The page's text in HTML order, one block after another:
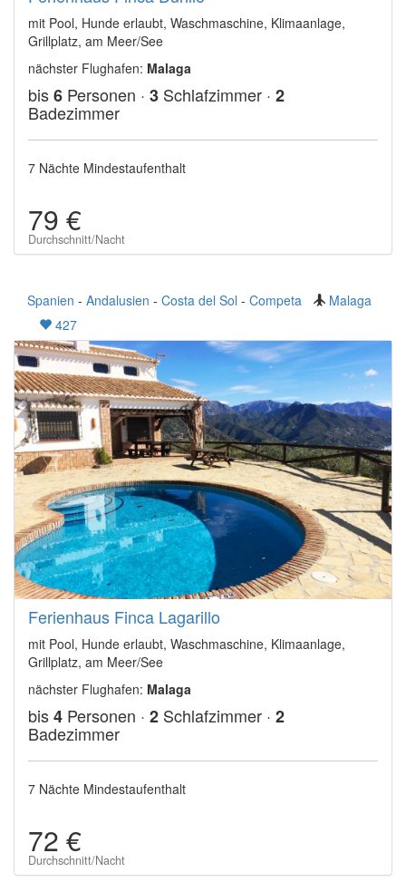
mit Pool, Hunde erlaubt, Waschmaschine, Klimaanlage,
Grillplatz, am Meer/See
nächster Flughafen: Malaga
bis6 Personen · 3 Schlafzimmer · 2
Badezimmer
7 Nächte Mindestaufenthalt
79 €
Durchschnitt/Nacht
Spanien - Andalusien - Costa del Sol - Competa
Malaga
427
Ferienhaus Finca Lagarillo
mit Pool, Hunde erlaubt, Waschmaschine, Klimaanlage,
Grillplatz, am Meer/See
nächster Flughafen: Malaga
bis4 Personen · 2 Schlafzimmer · 2
Badezimmer
7 Nächte Mindestaufenthalt
72 €
Durchschnitt/Nacht